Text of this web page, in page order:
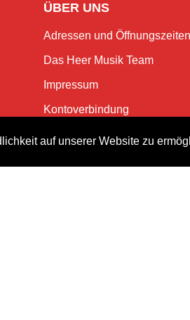
auf unserer Website zu
ÜBER UNS
Adressen und Öffnungszeiten
Das Heer Musik Team
Impressum
Kontoverbindung
Jobs